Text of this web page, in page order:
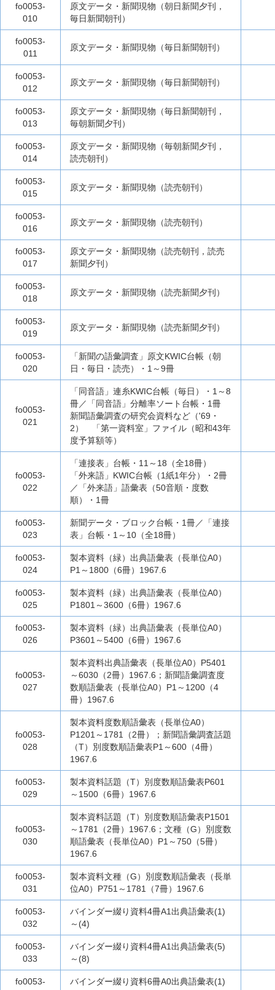
fo0053-
010
原文データ・新聞現物（朝日新聞夕刊，
毎日新聞朝刊）
fo0053-
011
原文データ・新聞現物（毎日新聞朝刊）
fo0053-
012
原文データ・新聞現物（毎日新聞朝刊）
fo0053-
013
原文データ・新聞現物（毎日新聞朝刊，
毎朝新聞夕刊）
fo0053-
014
原文データ・新聞現物（毎朝新聞夕刊，
読売朝刊）
fo0053-
015
原文データ・新聞現物（読売朝刊）
fo0053-
016
原文データ・新聞現物（読売朝刊）
fo0053-
017
原文データ・新聞現物（読売朝刊，読売
新聞夕刊）
fo0053-
018
原文データ・新聞現物（読売新聞夕刊）
fo0053-
019
原文データ・新聞現物（読売新聞夕刊）
fo0053-
020
「新聞の語彙調査」原文KWIC台帳（朝
日・毎日・読売）・1～9冊
fo0053-
021
「同音語」連糸KWIC台帳（毎日）・1～8
冊／「同音語」分離率ソート台帳・1冊
新聞語彙調査の研究会資料など（'69・
2） 「第一資料室」ファイル（昭和43年
度予算額等）
fo0053-
022
「連接表」台帳・11～18（全18冊）
「外来語」KWIC台帳（1紙1年分）・2冊
／「外来語」語彙表（50音順・度数
順）・1冊
fo0053-
023
新聞データ・ブロック台帳・1冊／「連接
表」台帳・1～10（全18冊）
fo0053-
024
製本資料（緑）出典語彙表（長単位A0）
P1～1800（6冊）1967.6
fo0053-
025
製本資料（緑）出典語彙表（長単位A0）
P1801～3600（6冊）1967.6
fo0053-
026
製本資料（緑）出典語彙表（長単位A0）
P3601～5400（6冊）1967.6
fo0053-
027
製本資料出典語彙表（長単位A0）P5401
～6030（2冊）1967.6；新聞語彙調査度
数順語彙表（長単位A0）P1～1200（4
冊）1967.6
fo0053-
028
製本資料度数順語彙表（長単位A0）
P1201～1781（2冊）；新聞語彙調査話題
（T）別度数順語彙表P1～600（4冊）
1967.6
fo0053-
029
製本資料話題（T）別度数順語彙表P601
～1500（6冊）1967.6
fo0053-
030
製本資料話題（T）別度数順語彙表P1501
～1781（2冊）1967.6；文種（G）別度数
順語彙表（長単位A0）P1～750（5冊）
1967.6
fo0053-
031
製本資料文種（G）別度数順語彙表（長単
位A0）P751～1781（7冊）1967.6
fo0053-
032
バインダー綴り資料4冊A1出典語彙表(1)
～(4)
fo0053-
033
バインダー綴り資料4冊A1出典語彙表(5)
～(8)
fo0053-
バインダー綴り資料6冊A0出典語彙表(1)